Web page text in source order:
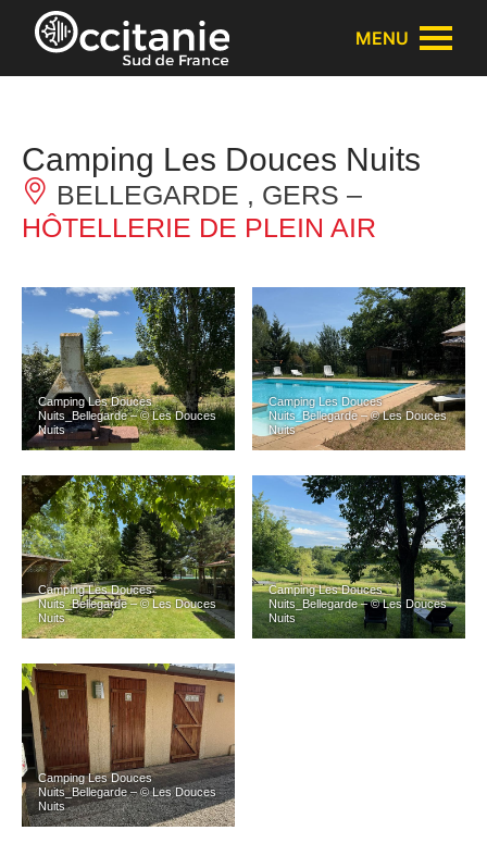
Panneau de gestion des cookies
MENU
Camping Les Douces Nuits
BELLEGARDE , GERS –
HÔTELLERIE DE PLEIN AIR
Camping Les Douces
Nuits_Bellegarde – © Les Douces
Nuits
Camping Les Douces
Nuits_Bellegarde – © Les Douces
Nuits
Camping Les Douces
Nuits_Bellegarde – © Les Douces
Nuits
Camping Les Douces
Nuits_Bellegarde – © Les Douces
Nuits
Camping Les Douces
Nuits_Bellegarde – © Les Douces
Nuits